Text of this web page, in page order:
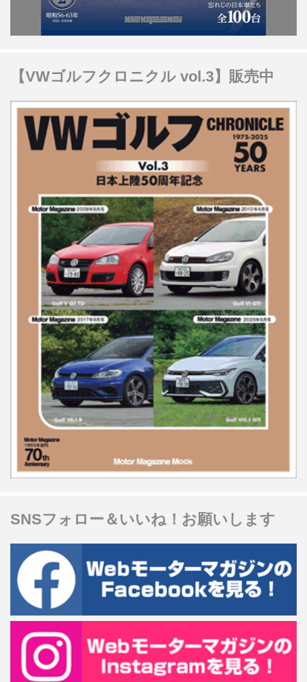
【VWゴルフクロニクル vol.3】販売中
SNSフォロー＆いいね！お願いします